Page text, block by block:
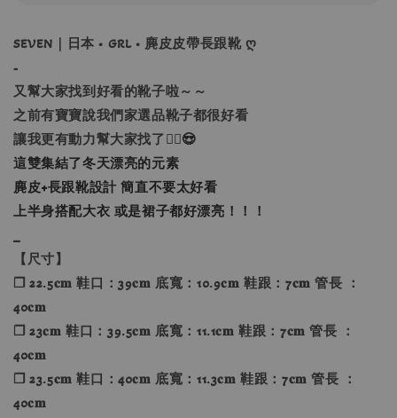
SEVEN｜日本 • GRL • 麂皮皮帶長跟靴 ღ
-
又幫大家找到好看的靴子啦～～
之前有寶寶說我們家選品靴子都很好看
讓我更有動力幫大家找了🙂‍↕️😍
這雙集結了冬天漂亮的元素
麂皮+長跟靴設計 簡直不要太好看
上半身搭配大衣 或是裙子都好漂亮！！！
【尺寸】
❐ 22.5𝐜𝐦 鞋口：39𝐜𝐦 底寬：10.9𝐜𝐦 鞋跟：7𝐜𝐦 管長 ：
40𝐜𝐦
❐ 23𝐜𝐦 鞋口：39.5𝐜𝐦 底寬：11.1𝐜𝐦 鞋跟：7𝐜𝐦 管長 ：
40𝐜𝐦
❐ 23.5𝐜𝐦 鞋口：40𝐜𝐦 底寬：11.3𝐜𝐦 鞋跟：7𝐜𝐦 管長 ：
40𝐜𝐦